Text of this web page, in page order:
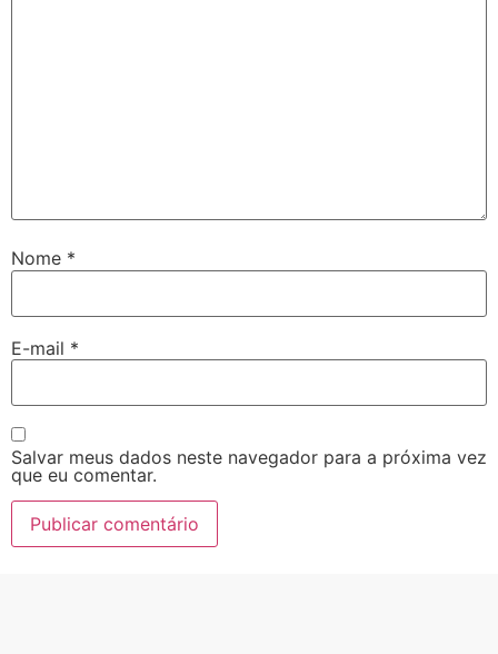
Nome *
E-mail *
Salvar meus dados neste navegador para a próxima vez
que eu comentar.